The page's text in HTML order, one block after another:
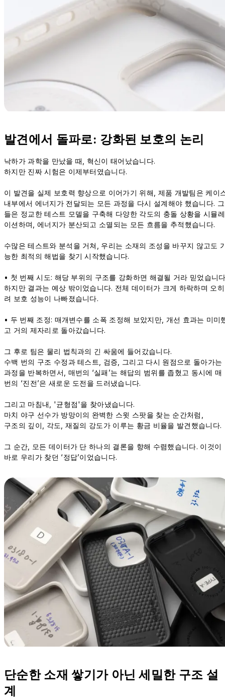
발견에서 돌파로: 강화된 보호의 논리
낙하가 과학을 만났을 때, 혁신이 태어났습니다.
하지만 진짜 시험은 이제부터였습니다.
이 발견을 실제 보호력 향상으로 이어가기 위해, 제품 개발팀은 케이
내부에서 에너지가 전달되는 모든 과정을 다시 설계해야 했습니다. 그
들은 정교한 테스트 모델을 구축해 다양한 각도의 충돌 상황을 시뮬레
이션하며, 에너지가 분산되고 소멸되는 모든 흐름을 추적했습니다.
수많은 테스트와 분석을 거쳐, 우리는 소재의 조성을 바꾸지 않고도
능한 최적의 해법을 찾기 시작했습니다.
• 첫 번째 시도: 해당 부위의 구조를 강화하면 해결될 거라 믿었습니
하지만 결과는 예상 밖이었습니다. 전체 데이터가 크게 하락하며 오히
려 보호 성능이 나빠졌습니다.
• 두 번째 조정: 매개변수를 소폭 조정해 보았지만, 개선 효과는 미미
고 거의 제자리로 돌아갔습니다.
그 후로 팀은 물리 법칙과의 긴 싸움에 들어갔습니다.
수백 번의 구조 수정과 테스트, 검증, 그리고 다시 원점으로 돌아가는
과정을 반복하면서, 매번의 ‘실패’는 해답의 범위를 좁혔고 동시에 매
번의 ‘진전’은 새로운 도전을 드러냈습니다.
그리고 마침내, '균형점'을 찾아냈습니다.
마치 야구 선수가 방망이의 완벽한 스윗 스팟을 찾는 순간처럼,
구조의 깊이, 각도, 재질의 강도가 이루는 황금 비율을 발견했습니다.
그 순간, 모든 데이터가 단 하나의 결론을 향해 수렴했습니다. 이것이
바로 우리가 찾던 ‘정답’이었습니다.
단순한 소재 쌓기가 아닌 세밀한 구조 설
계